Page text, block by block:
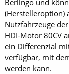
Berlingo und
(Herstelleroption)
Nutzfahrzeuge
HDI-Motor 80CV
ein Differenzial
verfügbar, mit
werden kann.